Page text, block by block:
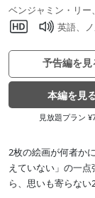
ベンジャミン・リ
英語、ノル
予告編を見
本編を見
見放題プラン
2枚の絵画が何者か
えていない」の⼀
ら、思いも寄らない